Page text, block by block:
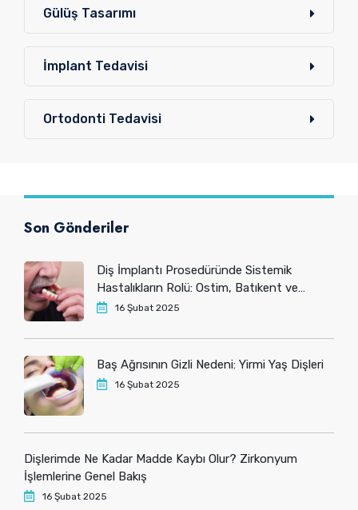
Gülüş Tasarımı
İmplant Tedavisi
Ortodonti Tedavisi
Son Gönderiler
Diş İmplantı Prosedüründe Sistemik
Hastalıkların Rolü: Ostim, Batıkent ve
Yenimahalle’deki Hastaların Bilmesi
16 Şubat 2025
Baş Ağrısının Gizli Nedeni: Yirmi Yaş Dişleri
16 Şubat 2025
Dişlerimde Ne Kadar Madde Kaybı Olur? Zirkonyum
İşlemlerine Genel Bakış
16 Şubat 2025